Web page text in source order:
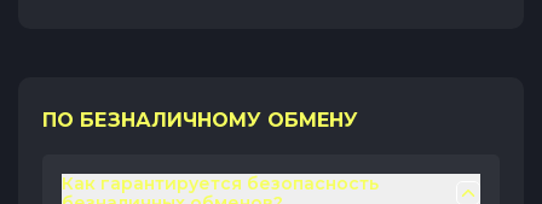
ПО БЕЗНАЛИЧНОМУ ОБМЕНУ
Как гарантируется безопасность